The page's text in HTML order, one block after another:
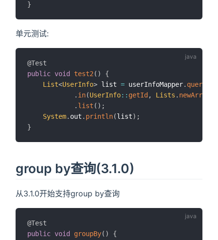
}
单元测试:
@Test
public void test2( )
{
List<UserInfo> list = userInfoMapper. query
. in(UserInfo:: getId , Lists .
. list ( ) ;
System. out . println(list) ;
}
group by查询(3.1.0)
从3.1.0开始支持group by查询
@Test
public void groupBy( )
{